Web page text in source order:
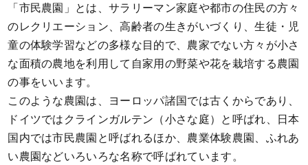
「市民農園」とは、サラリーマン家庭や都市の住民の方々
のレクリエーション、高齢者の生きがいづくり、生徒・児
童の体験学習などの多様な目的で、農家でない方々が小さ
な面積の農地を利用して自家用の野菜や花を栽培する農園
の事をいいます。
このような農園は、ヨーロッパ諸国では古くからであり、
ドイツではクラインガルテン（小さな庭）と呼ばれ、日本
国内では市民農園と呼ばれるほか、農業体験農園、ふれあ
い農園などいろいろな名称で呼ばれています。